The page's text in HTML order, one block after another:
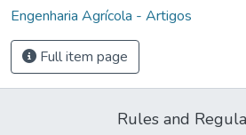
Engenharia Agrícola - Artigos
Full item page
Rules and